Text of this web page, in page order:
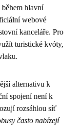
během hlavní
webové
kanceláře. Pro
turistické kvóty,
alternativu k
spojení není k
rozsáhlou síť
často nabízejí